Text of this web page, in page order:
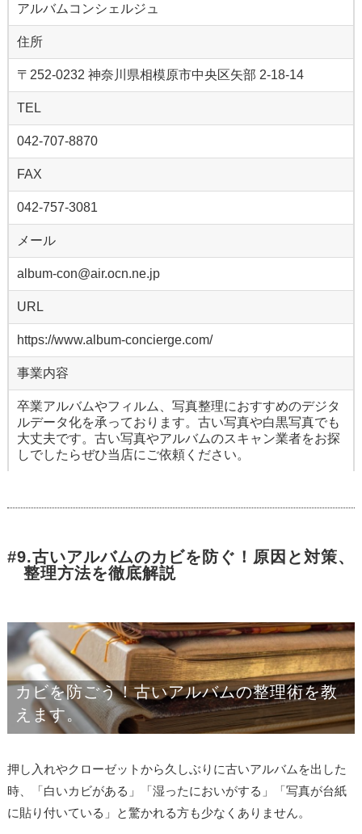
アルバムコンシェルジュ
住所
〒252-0232 神奈川県相模原市中央区矢部 2-18-14
TEL
042-707-8870
FAX
042-757-3081
メール
album-con@air.ocn.ne.jp
URL
https://www.album-concierge.com/
事業内容
卒業アルバムやフィルム、写真整理におすすめのデジタ
ルデータ化を承っております。古い写真や白黒写真でも
大丈夫です。古い写真やアルバムのスキャン業者をお探
しでしたらぜひ当店にご依頼ください。
#9.古いアルバムのカビを防ぐ！原因と対策、
整理方法を徹底解説
カビを防ごう！古いアルバムの整理術を教
えます。
押し入れやクローゼットから久しぶりに古いアルバムを出した
時、「白いカビがある」「湿ったにおいがする」「写真が台紙
に貼り付いている」と驚かれる方も少なくありません。